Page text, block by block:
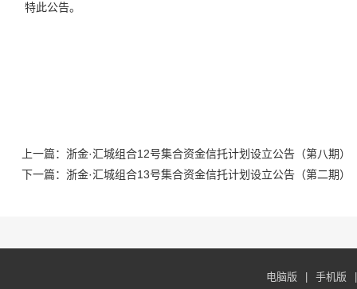
特此公告。
上一篇：浙金·汇城组合12号集合资金信托计划设立公告（第八期）
下一篇：浙金·汇城组合13号集合资金信托计划设立公告（第二期）
电脑版 手机版